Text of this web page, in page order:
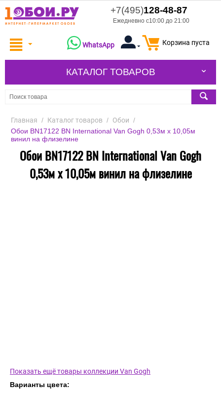
+7(495)128-48-87
Ежедневно с10:00 до 21:00
Корзина пуста
WhatsApp
КАТАЛОГ ТОВАРОВ
Главная / Каталог товаров / Обои /
Обои BN17122 BN International Van Gogh 0,53м x 10,05м
винил на флизелине
Обои BN17122 BN International Van Gogh
0,53м x 10,05м винил на флизелине
Показать ещё товары коллекции Van Gogh
Варианты цвета: